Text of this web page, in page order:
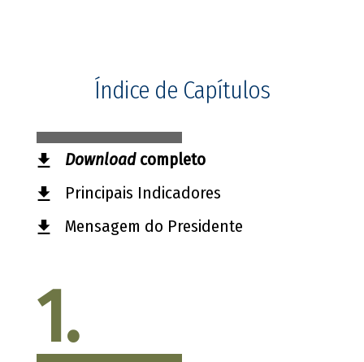
Índice de Capítulos
Downloadcompleto
Principais Indicadores
Mensagem do Presidente
1.